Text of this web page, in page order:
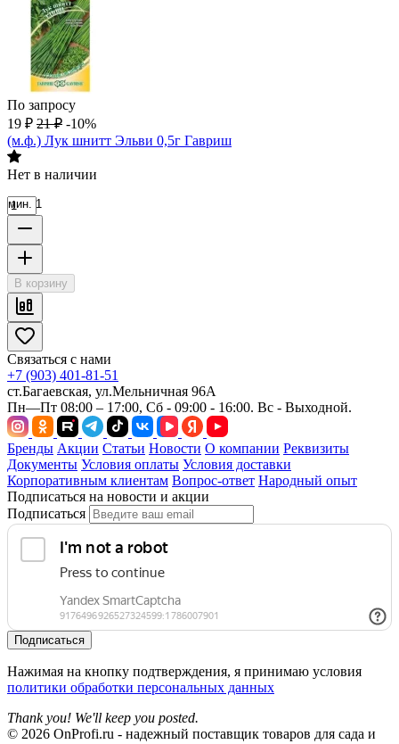
По запросу
19 ₽ 21 ₽ -10%
(м.ф.) Лук шнитт Эльви 0,5г Гавриш
Нет в наличии
мин. 1
В корзину
Связаться с нами
+7 (903) 401-81-51
ст.Багаевская, ул.Мельничная 96А
Пн—Пт 08:00 – 17:00, Сб - 09:00 - 16:00. Вс - Выходной.
Бренды Акции Статьи Новости О компании Реквизиты
Документы Условия оплаты Условия доставки
Корпоративным клиентам Вопрос-ответ Народный опыт
Подписаться на новости и акции
Подписаться
Подписаться
Нажимая на кнопку подтверждения, я принимаю условия
политики обработки персональных данных
Thank you! We'll keep you posted.
© 2026 OnProfi.ru - надежный поставщик товаров для сада и